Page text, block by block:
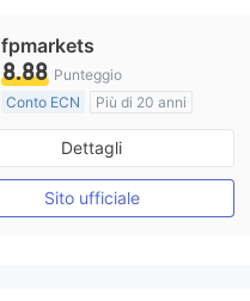
fpmarkets
8.88 Punteggio
Conto ECN
Più di 20 anni
Regolamentato in Australia
Market Making (MM)
Etichetta principale MT4
Dettagli
Sito ufficiale